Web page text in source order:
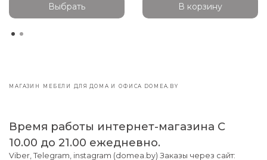
Выбрать В корзину
МАГАЗИН МЕБЕЛИ ДЛЯ ДОМА И ОФИСА DOMEA.BY
Время работы интернет-магазина С
10.00 до 21.00 ежедневно.
Viber, Telegram, instagram (domea.by) Заказы через сайт: